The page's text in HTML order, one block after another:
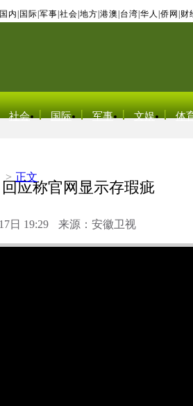
国内 国际 军事 社会 地方 港澳 台湾 华人 侨网 财
社会 国际 军事 文娱 体
> 正文
应称官网显示存瑕疵
日 19:29 来源：安徽卫视